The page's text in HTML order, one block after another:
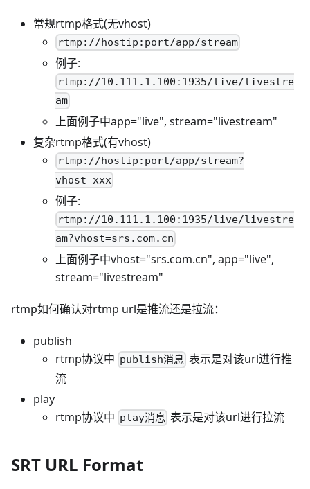
常规rtmp格式(无vhost)
rtmp://hostip:port/app/stream
例子:
rtmp://10.111.1.100:1935/live/livestre
am
上面例子中app="live", stream="livestream"
复杂rtmp格式(有vhost)
rtmp://hostip:port/app/stream?
vhost=xxx
例子:
rtmp://10.111.1.100:1935/live/livestre
am?vhost=srs.com.cn
上面例子中vhost="srs.com.cn", app="live",
stream="livestream"
rtmp如何确认对rtmp url是推流还是拉流：
publish
rtmp协议中 publish消息 表示是对该url进行推
流
play
rtmp协议中 play消息 表示是对该url进行拉流
SRT URL Format